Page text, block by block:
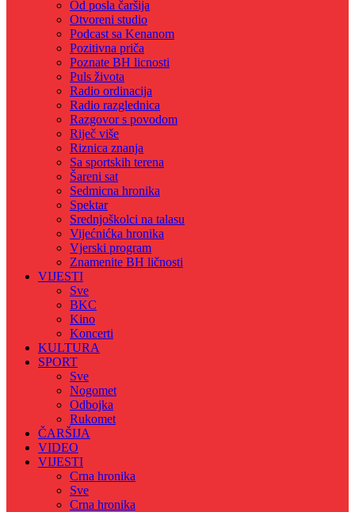
Od posla čaršija
Otvoreni studio
Podcast sa Kenanom
Pozitivna priča
Poznate BH licnosti
Puls života
Radio ordinacija
Radio razglednica
Razgovor s povodom
Riječ više
Riznica znanja
Sa sportskih terena
Šareni sat
Sedmicna hronika
Spektar
Srednjoškolci na talasu
Vijećnićka hronika
Vjerski program
Znamenite BH ličnosti
VIJESTI
Sve
BKC
Kino
Koncerti
KULTURA
SPORT
Sve
Nogomet
Odbojka
Rukomet
ČARŠIJA
VIDEO
VIJESTI
Crna hronika
Sve
Crna hronika